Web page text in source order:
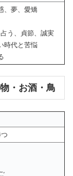
、夢、愛矯
う、貞節、誠実
時代と苦悩
・お酒・鳥